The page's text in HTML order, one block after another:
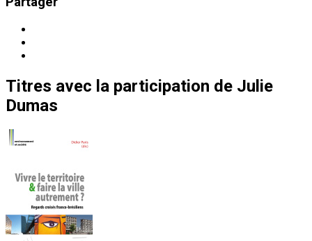
Titres avec la participation de Julie
Dumas